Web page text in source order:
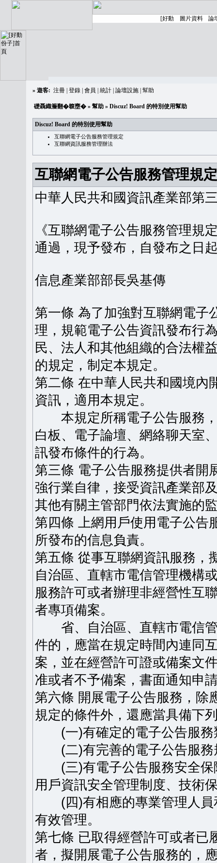
» 遊客: 注冊 登錄 會員 統計 論壇設施 幫助
礎聶織簷翻�䪖壅� » 幫助 » Discuz! Board 的特別使用幫助
Discuz! Board 的特別使用幫助
互聯網電子公告服務管理規定
互聯網資訊服務管理辦法
互聯網電子公告服務管理規定
中華人民共和國資訊產業部第
《互聯網電子公告服務管理規
通過，現予發布，自發布之日
信息產業部部長吳基傳
第一條 為了加強對互聯網電子
理，規範電子公告資訊發布行
民、法人和其他組織的合法權
的規定，制定本規定。
第二條 在中華人民共和國境內
資訊，適用本規定。
本規定所稱電子公告服務，
白板、電子論壇、網絡聊天室
訊發布條件的行為。
第三條 電子公告服務提供者開
強行業自律，接受資訊產業部
其他有關主管部門依法實施的
第四條 上網用戶使用電子公告
所發布的信息負責。
第五條 從事互聯網資訊服務，
自治區、直轄市電信管理機構
服務許可或者辦理非經營性互
者專項備案。
省、自治區、直轄市電信管
件的，應當在規定時間內連同
案，並在經營許可證或備案文
准或者不予備案，書面通知申
第六條 開展電子公告服務，除
規定的條件外，還應當具備下
(一)有確定的電子公告服務
(二)有完善的電子公告服務
(三)有電子公告服務安全保
用戶資訊安全管理制度、技術
(四)有相應的專業管理人員
有效管理。
第七條 已取得經營許可或者已
者，擬開展電子公告服務的，